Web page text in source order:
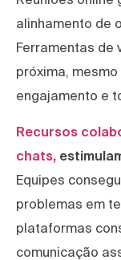
alinhamento de
Ferramentas de
próxima,
engajamento e
Recursos
chats,
Equipes
problemas em
plataformas
comunicação